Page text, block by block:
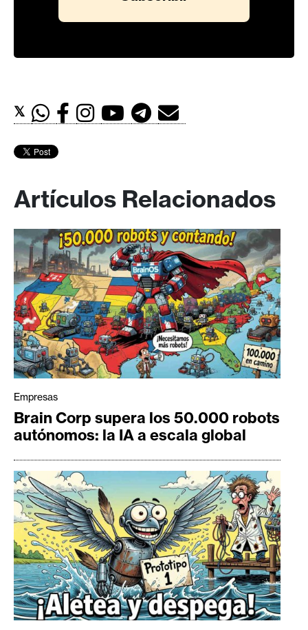
𝕏
Artículos Relacionados
Empresas
Brain Corp supera los 50.000 robots
autónomos: la IA a escala global